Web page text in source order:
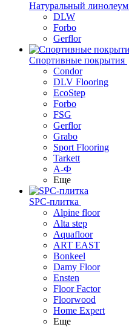
Натуральный линолеум
DLW
Forbo
Gerflor
Спортивные покрытия
Condor
DLV Flooring
EcoStep
Forbo
FSG
Gerflor
Grabo
Sport Flooring
Tarkett
А-Ф
Еще
SPC-плитка
Alpine floor
Alta step
Aquafloor
ART EAST
Bonkeel
Damy Floor
Ensten
Floor Factor
Floorwood
Home Expert
Еще